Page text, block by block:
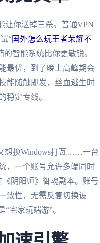
让你送掉三杀。普通VPN
“国外怎么玩王者荣耀不
智能系统比你更敏锐。
最优，到了晚上高峰期会
能随触即发，丝血逃生时
稳定专线。
想换Windows打瓦……一台
，一个账号允许多端同时
《阴阳师》御魂副本。账号
致性，无需反复切换设
宅家玩端游”。